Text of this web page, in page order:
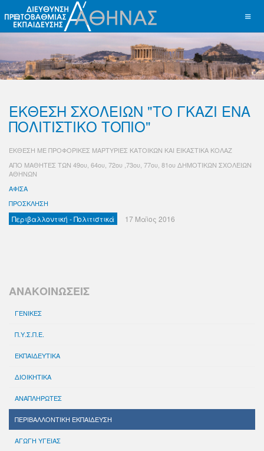
ΕΚΘΕΣΗ ΣΧΟΛΕΙΩΝ "ΤΟ ΓΚΑΖΙ ΕΝΑ
ΠΟΛΙΤΙΣΤΙΚΟ ΤΟΠΙΟ"
ΕΚΘΕΣΗ ΜΕ ΠΡΟΦΟΡΙΚΕΣ ΜΑΡΤΥΡΙΕΣ ΚΑΤΟΙΚΩΝ ΚΑΙ ΕΙΚΑΣΤΙΚΑ ΚΟΛΑΖ
ΑΠΟ ΜΑΘΗΤΕΣ ΤΩΝ 49ου, 64ου, 72ου ,73ου, 77ου, 81ου ΔΗΜΟΤΙΚΩΝ ΣΧΟΛΕΙΩΝ
ΑΘΗΝΩΝ
ΑΦΙΣΑ
ΠΡΟΣΚΛΗΣΗ
Περιβαλλοντική - Πολιτιστικά 17 Μαϊος 2016
ΑΝΑΚΟΙΝΩΣΕΙΣ
ΓΕΝΙΚΕΣ
Π.Υ.Σ.Π.Ε.
ΕΚΠΑΙΔΕΥΤΙΚΑ
ΔΙΟΙΚΗΤΙΚΑ
ΑΝΑΠΛΗΡΩΤΕΣ
ΠΕΡΙΒΑΛΛΟΝΤΙΚΗ ΕΚΠΑΙΔΕΥΣΗ
ΑΓΩΓΗ ΥΓΕΙΑΣ